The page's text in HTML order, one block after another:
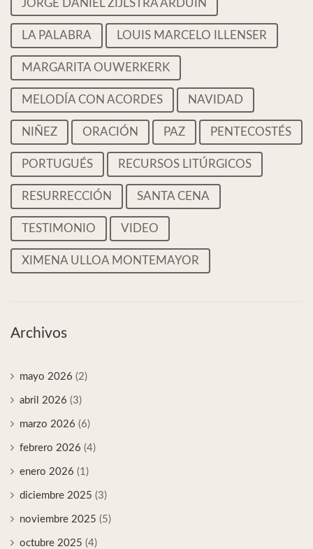
JORGE DANIEL ZIJLSTRA ARDUIN
LA PALABRA LOUIS MARCELO ILLENSER
MARGARITA OUWERKERK
MELODÍA CON ACORDES NAVIDAD
NIÑEZ ORACIÓN PAZ PENTECOSTÉS
PORTUGUÉS RECURSOS LITÚRGICOS
RESURRECCIÓN SANTA CENA
TESTIMONIO VIDEO
XIMENA ULLOA MONTEMAYOR
Archivos
mayo 2026 (2)
abril 2026 (3)
marzo 2026 (6)
febrero 2026 (4)
enero 2026 (1)
diciembre 2025 (3)
noviembre 2025 (5)
octubre 2025 (4)